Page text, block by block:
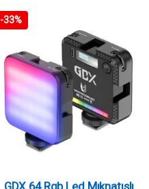
-33%
GDX 64 Rgb Led Mıknatıslı